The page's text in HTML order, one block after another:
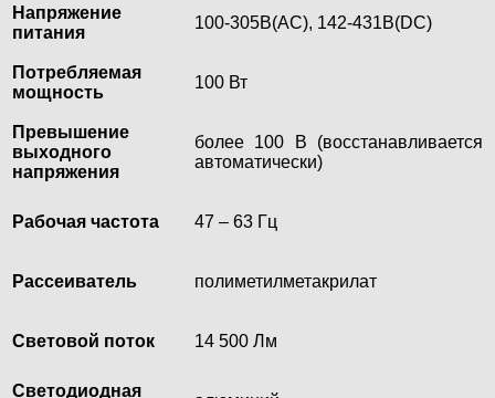
Напряжение
питания
100-305В(AC), 142-431В(DC)
Потребляемая
мощность
100 Вт
Превышение
выходного
напряжения
более 100 В (восстанавливается
автоматически)
Рабочая частота 47 – 63 Гц
Рассеиватель полиметилметакрилат
Световой поток 14 500 Лм
Светодиодная